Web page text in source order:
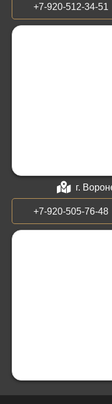
+7-920-512-34-51
г.
+7-920-505-76-48